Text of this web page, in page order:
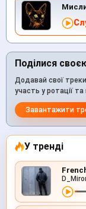
Поділися
Додавай свої
участь у ротації
Завантажити
У тренді